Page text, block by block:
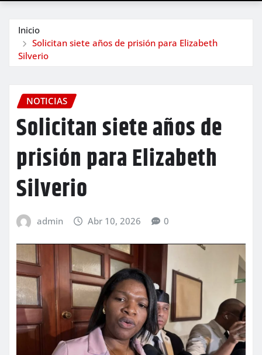
Inicio
Solicitan siete años de prisión para Elizabeth
Silverio
NOTICIAS
Solicitan siete años de
prisión para Elizabeth
Silverio
admin Abr 10, 2026 0